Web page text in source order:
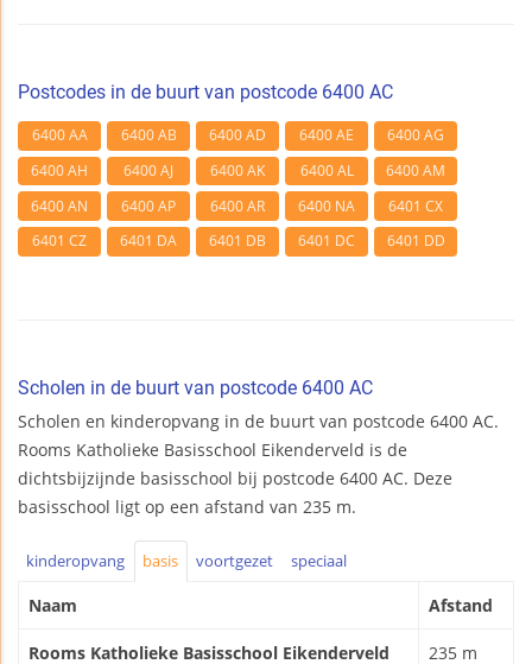
Postcodes in de buurt van postcode 6400 AC
6400 AA 6400 AB 6400 AD 6400 AE
6400 AG
6400 AH
6400 AJ 6400 AK 6400 AL
6400 AM
6400 AN
6400 AP 6400 AR 6400 NA
6401 CX
6401 CZ
6401 DA 6401 DB 6401 DC 6401 DD
Scholen in de buurt van postcode 6400 AC
Scholen en kinderopvang in de buurt van postcode 6400 AC.
Rooms Katholieke Basisschool Eikenderveld is de
dichtsbijzijnde basisschool bij postcode 6400 AC. Deze
basisschool ligt op een afstand van 235 m.
kinderopvang basis voortgezet speciaal
Naam Afstand
Rooms Katholieke Basisschool Eikenderveld 235 m